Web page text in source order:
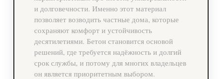
и долговечности. Именно этот материал
позволяет возводить частные дома, которые
сохраняют комфорт и устойчивость
десятилетиями. Бетон становится основой
решений, где требуется надёжность и долгий
срок службы, и потому для многих владельцев
он является приоритетным выбором.